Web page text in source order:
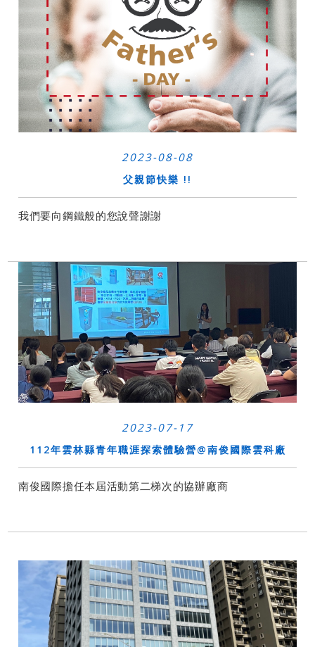
2023-08-08
父親節快樂 !!
我們要向鋼鐵般的您說聲謝謝
2023-07-17
112年雲林縣青年職涯探索體驗營@南俊國際雲科廠
南俊國際擔任本屆活動第二梯次的協辦廠商